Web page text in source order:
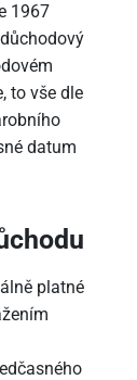
1967
to vše dle
datum
platné